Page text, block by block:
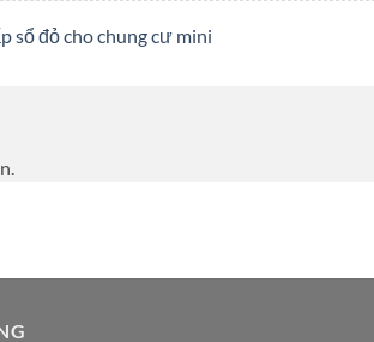
sổ đỏ cho chung cư mini